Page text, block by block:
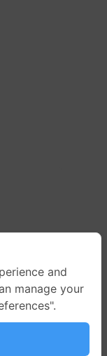
หานคร 10330
and
manage your